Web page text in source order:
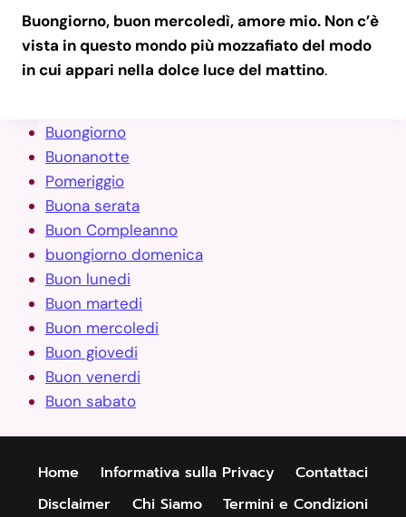
Buongiorno, buon mercoledì, amore mio. Non c’è
vista in questo mondo più mozzafiato del modo
in cui appari nella dolce luce del mattino.
Buongiorno
Buonanotte
Pomeriggio
Buona serata
Buon Compleanno
buongiorno domenica
Buon lunedi
Buon martedi
Buon mercoledi
Buon giovedi
Buon venerdi
Buon sabato
Home Informativa sulla Privacy
Contattaci
Disclaimer
Chi Siamo Termini e Condizioni